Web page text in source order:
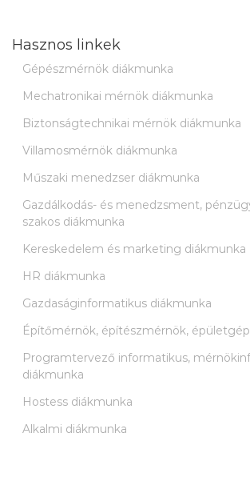
Hasznos linkek
Gépészmérnök diákmunka
Mechatronikai mérnök diákmunka
Biztonságtechnikai mérnök diákmunka
Villamosmérnök diákmunka
Műszaki menedzser diákmunka
Gazdálkodás- és menedzsment,
szakos diákmunka
Kereskedelem és marketing diákmunka
HR diákmunka
Gazdaságinformatikus diákmunka
Építőmérnök, építészmérnök,
Programtervező informatikus,
diákmunka
Hostess diákmunka
Alkalmi diákmunka